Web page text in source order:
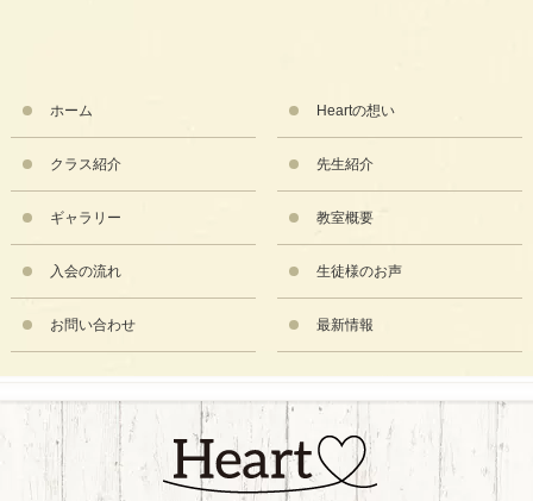
ホーム Heartの想い
クラス紹介 先生紹介
ギャラリー 教室概要
入会の流れ 生徒様のお声
お問い合わせ 最新情報